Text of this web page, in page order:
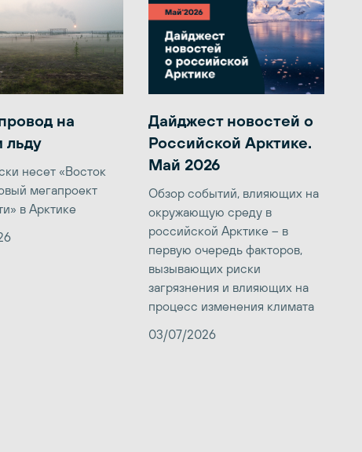
на
льду
несет «Восток
мегапроект
в Арктике
Дайджест новостей о
Российской Арктике.
Май 2026
Обзор событий, влияющих на
окружающую среду в
российской Арктике – в
первую очередь факторов,
вызывающих риски
загрязнения и влияющих на
процесс изменения климата
03/07/2026